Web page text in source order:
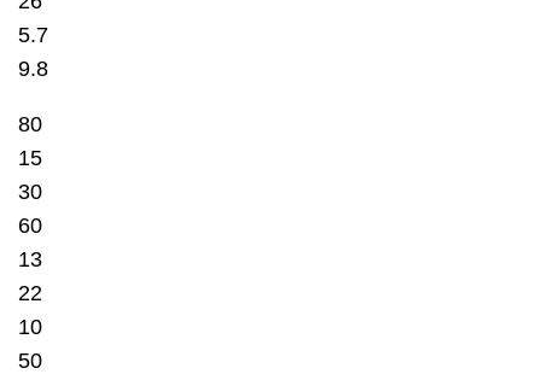
5.7
9.8
80
15
30
60
13
22
10
50